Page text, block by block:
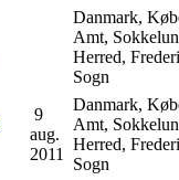
Danmark,
Amt,
Herred,
Sogn
9
aug.
2011
Danmark,
Amt,
Herred,
Sogn